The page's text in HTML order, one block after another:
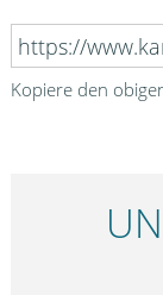
Kopiere den